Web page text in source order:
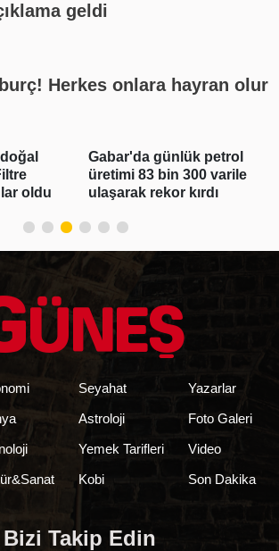
geldi
Herkes onlara hayran olur
oldu
Gabar'da günlük petrol
üretimi 83 bin 300 varile
ulaşarak rekor kırdı
Seyahat
Astroloji
Yemek Tarifleri
Kobi
Yazarlar
Foto Galeri
Video
Son Dakika
Bizi Takip Edin